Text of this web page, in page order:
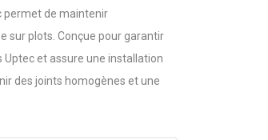
permet de maintenir
sur plots. Conçue pour garantir
et assure une installation
des joints homogènes et une